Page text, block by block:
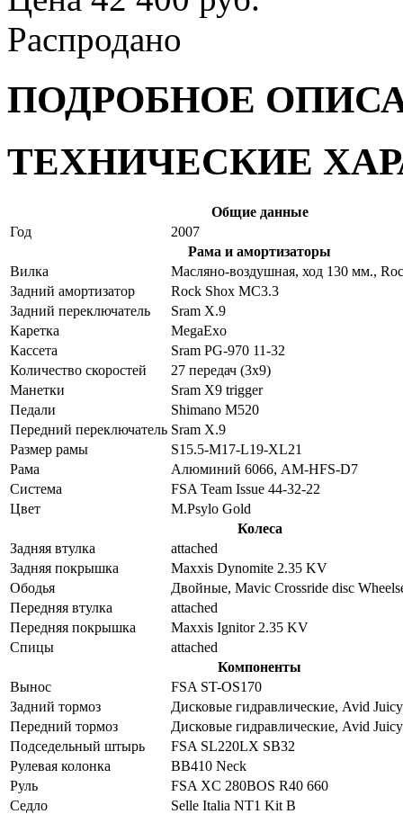
Распродано
ПОДРОБНОЕ
ТЕХНИЧЕСКИЕ
Общие данные
Год
2007
Рама и амортизаторы
Вилка
Масляно-воздушная, ход 130 мм.,
Задний амортизатор
Rock Shox MC3.3
Задний переключатель
Sram X.9
Каретка
MegaExo
Кассета
Sram PG-970 11-32
Количество скоростей
27 передач (3x9)
Манетки
Sram X9 trigger
Педали
Shimano M520
Передний переключатель Sram X.9
Размер рамы
S15.5-M17-L19-XL21
Рама
Алюминий 6066, AM-HFS-D7
Система
FSA Team Issue 44-32-22
Цвет
M.Psylo Gold
Колеса
Задняя втулка
attached
Задняя покрышка
Maxxis Dynomite 2.35 KV
Ободья
Двойные, Mavic Crossride disc
Передняя втулка
attached
Передняя покрышка
Maxxis Ignitor 2.35 KV
Спицы
attached
Компоненты
Вынос
FSA ST-OS170
Задний тормоз
Дисковые гидравлические, Avid
Передний тормоз
Дисковые гидравлические, Avid
Подседельный штырь
FSA SL220LX SB32
Рулевая колонка
BB410 Neck
Руль
FSA XC 280BOS R40 660
Седло
Selle Italia NT1 Kit B